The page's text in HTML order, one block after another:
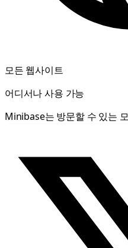
모든 웹사이트
어디서나 사용 가능
Minibase는 방문할 수 있는